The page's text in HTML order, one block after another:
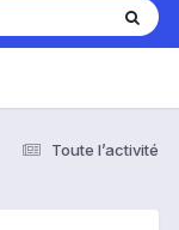
Toute l’activité